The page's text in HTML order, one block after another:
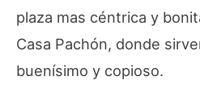
plaza mas céntrica y
Casa Pachón, donde
buenísimo y copioso.